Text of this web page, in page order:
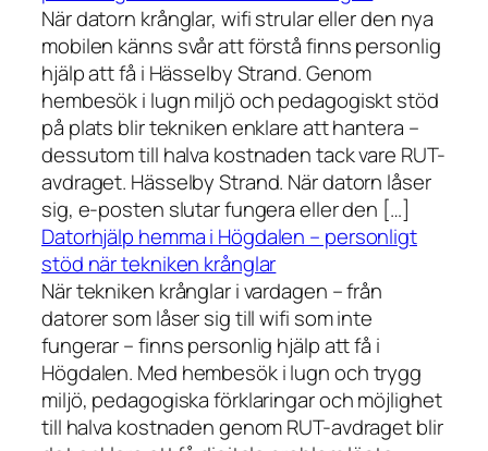
När datorn krånglar, wifi strular eller den nya
mobilen känns svår att förstå finns personlig
hjälp att få i Hässelby Strand. Genom
hembesök i lugn miljö och pedagogiskt stöd
på plats blir tekniken enklare att hantera –
dessutom till halva kostnaden tack vare RUT-
avdraget. Hässelby Strand. När datorn låser
sig, e-posten slutar fungera eller den […]
Datorhjälp hemma i Högdalen – personligt
stöd när tekniken krånglar
När tekniken krånglar i vardagen – från
datorer som låser sig till wifi som inte
fungerar – finns personlig hjälp att få i
Högdalen. Med hembesök i lugn och trygg
miljö, pedagogiska förklaringar och möjlighet
till halva kostnaden genom RUT-avdraget blir